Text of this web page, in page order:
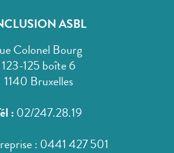
ASBL
Colonel Bourg
123-125 boîte 6
1140 Bruxelles
: 02/247.28.19
: 0441 427 501